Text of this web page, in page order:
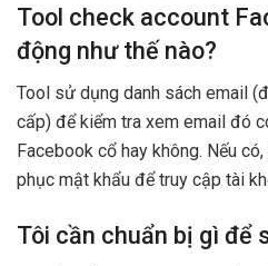
Tool check account
động như thế nào?
Tool sử dụng danh sách email
cấp) để kiểm tra xem email đó
Facebook cổ hay không. Nếu
phục mật khẩu để truy cập tài
Tôi cần chuẩn bị gì để